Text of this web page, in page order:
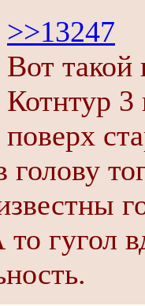
>>13247
Вот
Котнтур
поверх
гугол